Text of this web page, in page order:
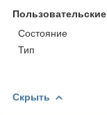
Состояние
Тип
Скрыть